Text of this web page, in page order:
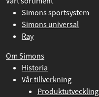
Simons sportsystem
Simons universal
Ray
Om Simons
Historia
Vår tillverkning
Produktutveckling